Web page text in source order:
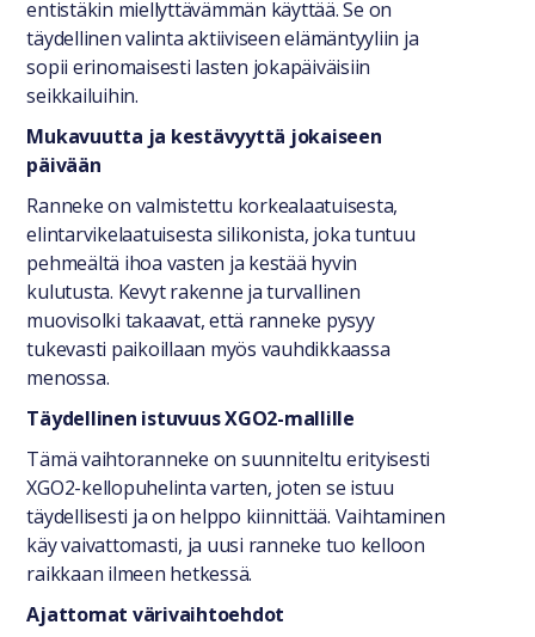
entistäkin miellyttävämmän käyttää. Se on
täydellinen valinta aktiiviseen elämäntyyliin ja
sopii erinomaisesti lasten jokapäiväisiin
seikkailuihin.
Mukavuutta ja kestävyyttä jokaiseen
päivään
Ranneke on valmistettu korkealaatuisesta,
elintarvikelaatuisesta silikonista, joka tuntuu
pehmeältä ihoa vasten ja kestää hyvin
kulutusta. Kevyt rakenne ja turvallinen
muovisolki takaavat, että ranneke pysyy
tukevasti paikoillaan myös vauhdikkaassa
menossa.
Täydellinen istuvuus XGO2-mallille
Tämä vaihtoranneke on suunniteltu erityisesti
XGO2-kellopuhelinta varten, joten se istuu
täydellisesti ja on helppo kiinnittää. Vaihtaminen
käy vaivattomasti, ja uusi ranneke tuo kelloon
raikkaan ilmeen hetkessä.
Ajattomat värivaihtoehdot